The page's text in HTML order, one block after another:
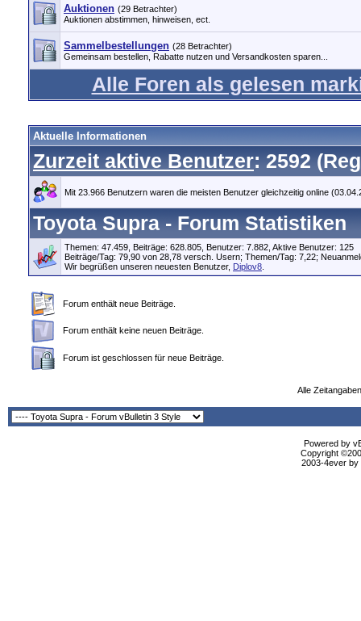
Auktionen (29 Betrachter)
Auktionen abstimmen, hinweisen, ect.
Sammelbestellungen (28 Betrachter)
Gemeinsam bestellen, Rabatte nutzen und Versandkosten sparen...
Alle Foren als gelesen
Aktuelle Informationen
Zurzeit aktive Benutzer: 2592
Mit 23.966 Benutzern waren die meisten Benutzer gleichzeitig online
Toyota Supra - Forum Statistiken
Themen: 47.459, Beiträge: 628.805, Benutzer: 7.882, Aktive Benutzer: 125
Beiträge/Tag: 79,90 von 28,78 versch. Usern; Themen/Tag: 7,22;
Wir begrüßen unseren neuesten Benutzer, Diplov8
Forum enthält neue Beiträge.
Forum enthält keine neuen Beiträge.
Forum ist geschlossen für neue Beiträge.
Alle
Powered by
Copyright
2003-4ever by